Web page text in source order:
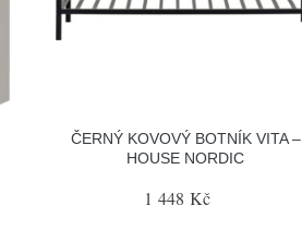
ČERNÝ KOVOVÝ BOTNÍK VITA –
HOUSE NORDIC
1 448 Kč